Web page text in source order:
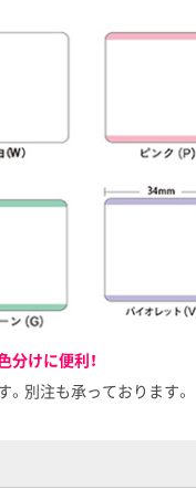
分けに便利！
別注も承っております。